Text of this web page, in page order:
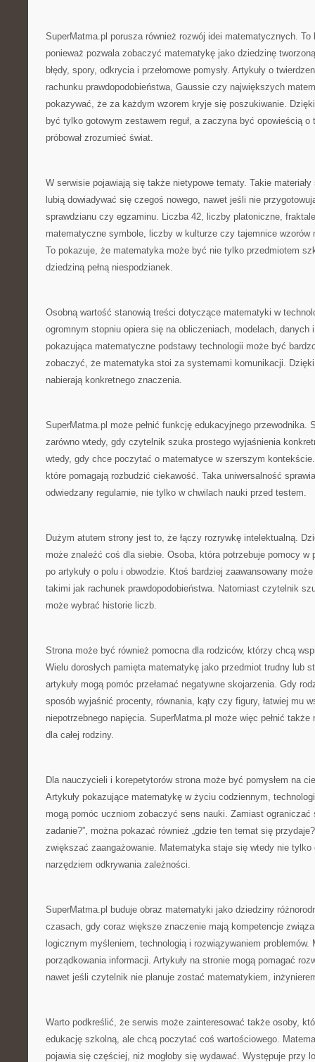
SuperMatma.pl porusza również rozwój idei matematycznych. To
ponieważ pozwala zobaczyć matematykę jako dziedzinę
błędy, spory, odkrycia i przełomowe pomysły. Artykuły o
rachunku prawdopodobieństwa, Gaussie czy największych
pokazywać, że za każdym wzorem kryje się poszukiwanie.
być tylko gotowym zestawem reguł, a zaczyna być opowieścią o
próbował zrozumieć świat.
W serwisie pojawiają się także nietypowe tematy. Takie
lubią dowiadywać się czegoś nowego, nawet jeśli nie
sprawdzianu czy egzaminu. Liczba 42, liczby platoniczne,
matematyczne symbole, liczby w kulturze czy tajemnice wzorów
To pokazuje, że matematyka może być nie tylko przedmiotem
dziedziną pełną niespodzianek.
Osobną wartość stanowią treści dotyczące matematyki w
ogromnym stopniu opiera się na obliczeniach, modelach, danych
pokazująca matematyczne podstawy technologii może być
zobaczyć, że matematyka stoi za systemami komunikacji.
nabierają konkretnego znaczenia.
SuperMatma.pl może pełnić funkcję edukacyjnego przewodnika.
zarówno wtedy, gdy czytelnik szuka prostego wyjaśnienia
wtedy, gdy chce poczytać o matematyce w szerszym
które pomagają rozbudzić ciekawość. Taka uniwersalność
odwiedzany regularnie, nie tylko w chwilach nauki przed testem.
Dużym atutem strony jest to, że łączy rozrywkę intelektualną.
może znaleźć coś dla siebie. Osoba, która potrzebuje pomocy w
po artykuły o polu i obwodzie. Ktoś bardziej zaawansowany
takimi jak rachunek prawdopodobieństwa. Natomiast czytelnik
może wybrać historie liczb.
Strona może być również pomocna dla rodziców, którzy chcą
Wielu dorosłych pamięta matematykę jako przedmiot trudny lub
artykuły mogą pomóc przełamać negatywne skojarzenia. Gdy
sposób wyjaśnić procenty, równania, kąty czy figury, łatwiej mu
niepotrzebnego napięcia. SuperMatma.pl może więc pełnić także
dla całej rodziny.
Dla nauczycieli i korepetytorów strona może być pomysłem na
Artykuły pokazujące matematykę w życiu codziennym,
mogą pomóc uczniom zobaczyć sens nauki. Zamiast ograniczać
zadanie?”, można pokazać również „gdzie ten temat się
zwiększać zaangażowanie. Matematyka staje się wtedy nie
narzędziem odkrywania zależności.
SuperMatma.pl buduje obraz matematyki jako dziedziny
czasach, gdy coraz większe znaczenie mają kompetencje
logicznym myśleniem, technologią i rozwiązywaniem problemów.
porządkowania informacji. Artykuły na stronie mogą pomagać
nawet jeśli czytelnik nie planuje zostać matematykiem,
Warto podkreślić, że serwis może zainteresować także osoby,
edukację szkolną, ale chcą poczytać coś wartościowego.
pojawia się częściej, niż mogłoby się wydawać. Występuje przy